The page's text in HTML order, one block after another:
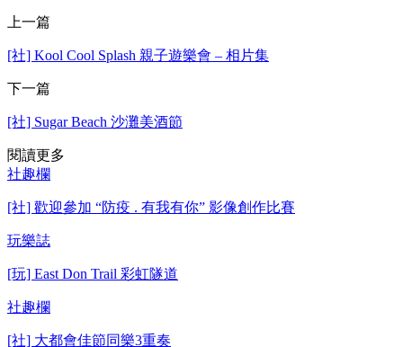
上一篇
[社] Kool Cool Splash 親子遊樂會 – 相片集
下一篇
[社] Sugar Beach 沙灘美酒節
閱讀更多
社趣欄
[社] 歡迎參加 “防疫 . 有我有你” 影像創作比賽
玩樂誌
[玩] East Don Trail 彩虹隧道
社趣欄
[社] 大都會佳節同樂3重奏